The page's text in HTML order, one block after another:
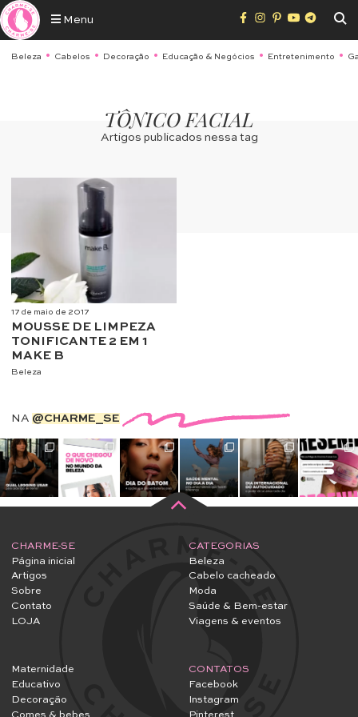
Menu
Beleza Cabelos Decoração Educação & Negócios Entretenimento
TÔNICO FACIAL
Artigos publicados nessa tag
17 de maio de 2017
MOUSSE DE LIMPEZA
TONIFICANTE 2 EM 1
MAKE B
Beleza
NA @CHARME_SE
CHARME-SE
Página inicial
Artigos
Sobre
Contato
LOJA
CATEGORIAS
Beleza
Cabelo cacheado
Moda
Saúde & Bem-estar
Viagens & eventos
Maternidade
Educativo
Decoração
Comes & bebes
CONTATOS
Facebook
Instagram
Pinterest